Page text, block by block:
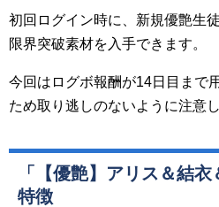
初回ログイン時に、新規優艶生
限界突破素材を入手できます。
今回はログボ報酬が14日目まで
ため取り逃しのないように注意
「【優艶】アリス＆結
特徴